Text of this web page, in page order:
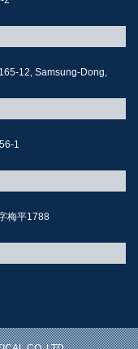
12, Samsung-Dong,
1
梅平1788